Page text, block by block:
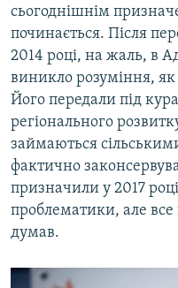
сьогоднішнім
починається. Після
2014 році, на жаль, в
виникло розуміння,
Його передали під
регіонального
займаються
фактично
призначили у 2017
проблематики, але
думав.